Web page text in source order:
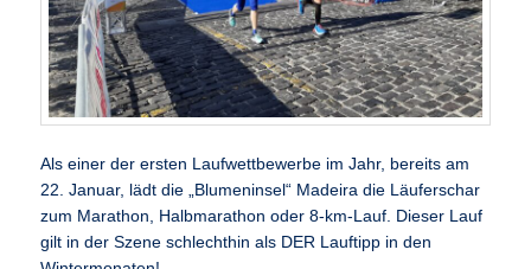
Als einer der ersten Laufwettbewerbe im Jahr, bereits am
22. Januar, lädt die „Blumeninsel“ Madeira die Läuferschar
zum Marathon, Halbmarathon oder 8-km-Lauf. Dieser Lauf
gilt in der Szene schlechthin als DER Lauftipp in den